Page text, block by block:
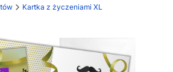
Kartka z życzeniami XL